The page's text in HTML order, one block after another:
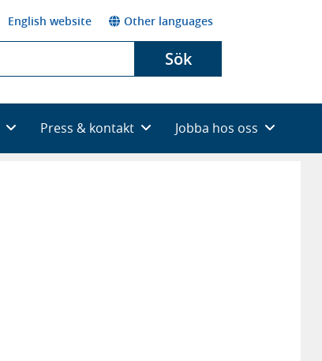
English website Other languages
Sök
Press & kontakt Jobba hos oss